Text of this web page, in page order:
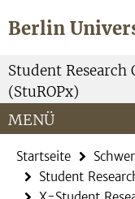
direkt
Inhalt
Berlin
Service-
Navigation
Student
(StuROPx)
MENÜ
Startseite
Student